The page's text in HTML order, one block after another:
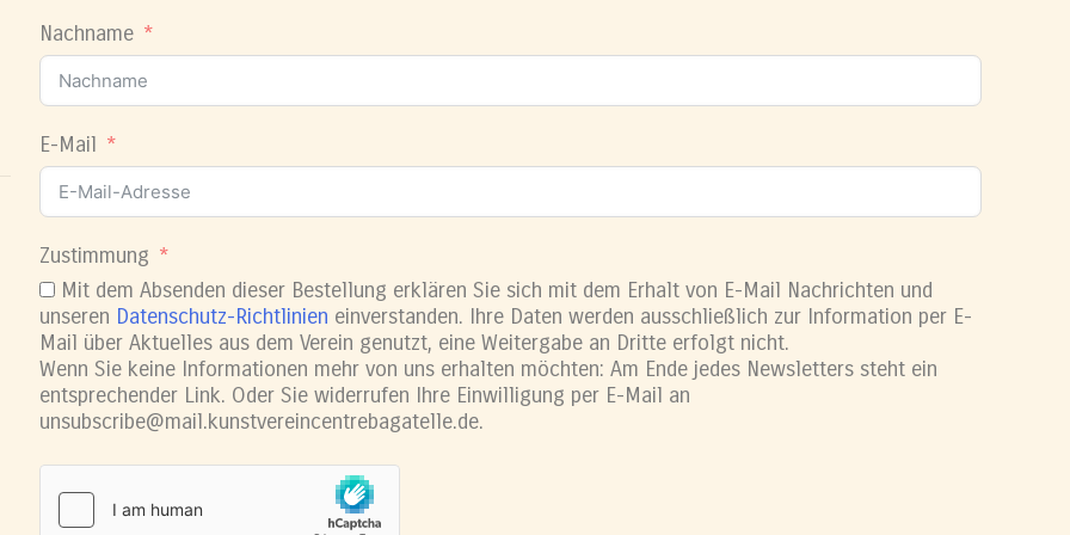
Nachname
E-Mail
Zustimmung
Mit dem Absenden dieser Bestellung erklären Sie sich mit dem Erhalt von E-Mail Nachrichten und
unseren Datenschutz-Richtlinien einverstanden. Ihre Daten werden ausschließlich zur Information per E-
Mail über Aktuelles aus dem Verein genutzt, eine Weitergabe an Dritte erfolgt nicht.
Wenn Sie keine Informationen mehr von uns erhalten möchten: Am Ende jedes Newsletters steht ein
entsprechender Link. Oder Sie widerrufen Ihre Einwilligung per E-Mail an
unsubscribe@mail.kunstvereincentrebagatelle.de.